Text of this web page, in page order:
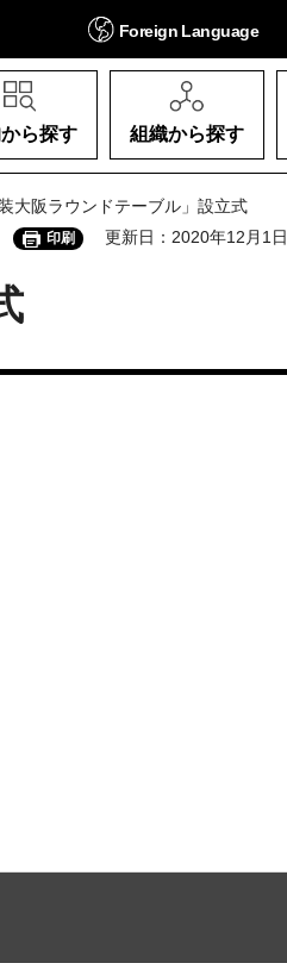
Foreign Language
から探す 組織から探す
大阪ラウンドテーブル」設立式
印刷 更新日：2020年12月1日